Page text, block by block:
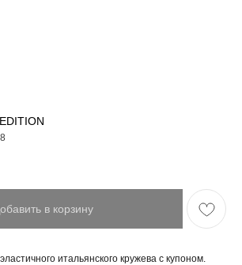
в корзину
итальянского кружева с купоном.